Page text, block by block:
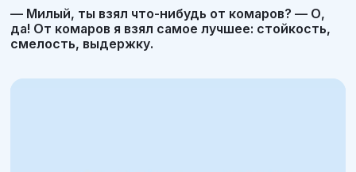
— Милый, ты взял что-нибудь от комаров? — О,
да! От комаров я взял самое лучшее: стойкость,
смелость, выдержку.